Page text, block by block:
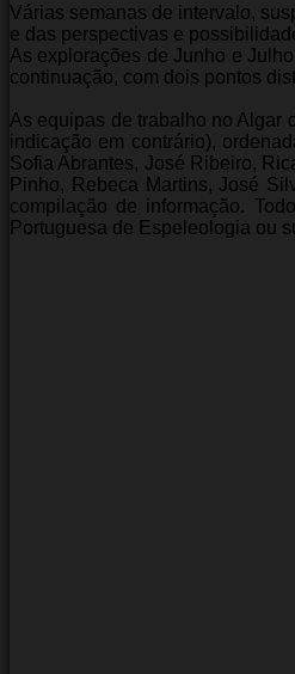
Várias semanas de intervalo,
e das perspectivas e
As explorações de Junho e
continuação, com dois pontos
As equipas de trabalho no Algar
indicação em contrário),
Sofia Abrantes, José Ribeiro,
Pinho, Rebeca Martins, José
compilação de informação.
Portuguesa de Espeleologia ou